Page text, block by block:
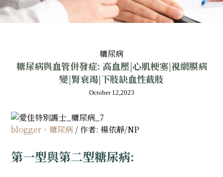
糖尿病
糖尿病與血管併發症: 高血壓|心肌梗塞|視網膜病
變|腎衰竭|下肢缺血性截肢
October 12,2023
blogger 、糖尿病 / 作者: 楊依靜/NP
第一型與第二型糖尿病: